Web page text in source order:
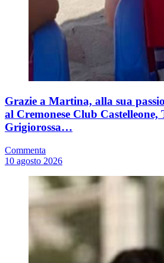
Grazie a Martina, alla sua
al Cremonese Club Castelleone,
Grigiorossa…
Commenta
10 agosto 2026